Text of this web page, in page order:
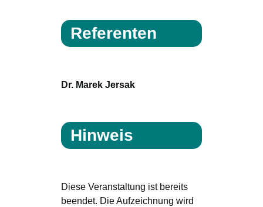
Referenten
Dr. Marek Jersak
Hinweis
Diese Veranstaltung ist bereits
beendet. Die Aufzeichnung wird